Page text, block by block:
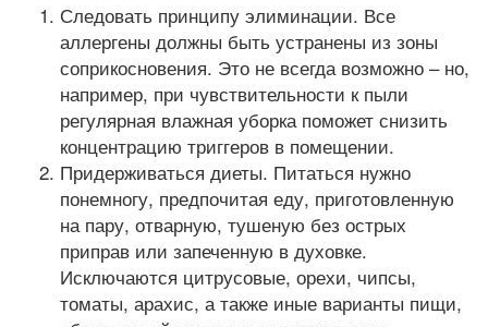
Следовать принципу элиминации. Все
аллергены должны быть устранены из зоны
соприкосновения. Это не всегда возможно – но,
например, при чувствительности к пыли
регулярная влажная уборка поможет снизить
концентрацию триггеров в помещении.
Придерживаться диеты. Питаться нужно
понемногу, предпочитая еду, приготовленную
на пару, отварную, тушеную без острых
приправ или запеченную в духовке.
Исключаются цитрусовые, орехи, чипсы,
томаты, арахис, а также иные варианты пищи,